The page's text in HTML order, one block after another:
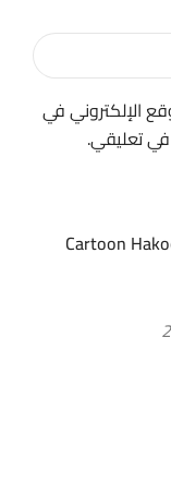
Cartoon
الإلكتروني في
تعليقي.